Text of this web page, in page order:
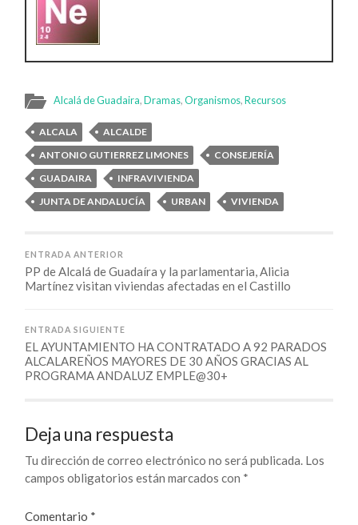
Alcalá de Guadaira,Dramas,Organismos,Recursos
ALCALA
ALCALDE
ANTONIO GUTIERREZ LIMONES
CONSEJERÍA
GUADAIRA
INFRAVIVIENDA
JUNTA DE ANDALUCÍA
URBAN VIVIENDA
ENTRADA ANTERIOR
PP de Alcalá de Guadaíra y la parlamentaria, Alicia
Martínez visitan viviendas afectadas en el Castillo
ENTRADA SIGUIENTE
EL AYUNTAMIENTO HA CONTRATADO A 92 PARADOS
ALCALAREÑOS MAYORES DE 30 AÑOS GRACIAS AL
PROGRAMA ANDALUZ EMPLE@30+
Deja una respuesta
Tu dirección de correo electrónico no será publicada. Los
campos obligatorios están marcados con *
Comentario *